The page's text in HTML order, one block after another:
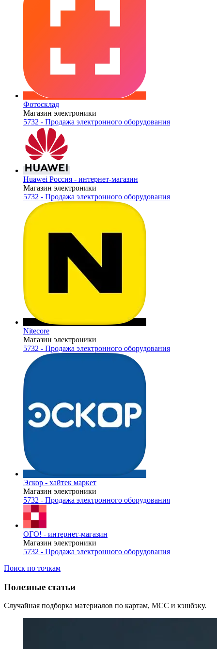
Фотосклад
Магазин электроники
5732 - Продажа электронного оборудования
Huawei Россия - интернет-магазин
Магазин электроники
5732 - Продажа электронного оборудования
Nitecore
Магазин электроники
5732 - Продажа электронного оборудования
Эскор - хайтек маркет
Магазин электроники
5732 - Продажа электронного оборудования
ОГО! - интернет-магазин
Магазин электроники
5732 - Продажа электронного оборудования
Поиск по точкам
Полезные статьи
Случайная подборка материалов по картам, MCC и кэшбэку.